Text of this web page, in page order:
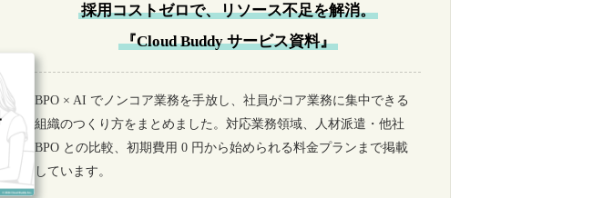
採用コストゼロで、リソース不足を解消。
『Cloud Buddy サービス資料』
BPO × AI でノンコア業務を手放し、社員がコア業務に集中できる
組織のつくり方をまとめました。対応業務領域、人材派遣・他社
BPO との比較、初期費用 0 円から始められる料金プランまで掲載
しています。